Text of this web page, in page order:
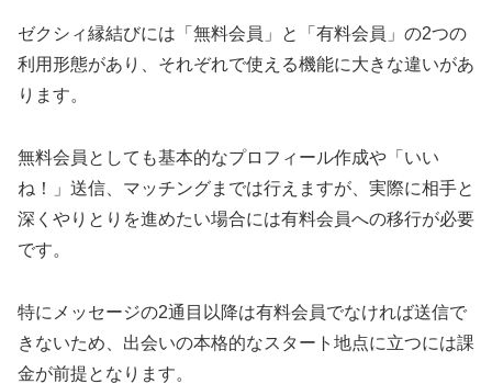
ゼクシィ縁結びには「無料会員」と「有料会員」の2つの
利用形態があり、それぞれで使える機能に大きな違いがあ
ります。
無料会員としても基本的なプロフィール作成や「いい
ね！」送信、マッチングまでは行えますが、実際に相手と
深くやりとりを進めたい場合には有料会員への移行が必要
です。
特にメッセージの2通目以降は有料会員でなければ送信で
きないため、出会いの本格的なスタート地点に立つには課
金が前提となります。